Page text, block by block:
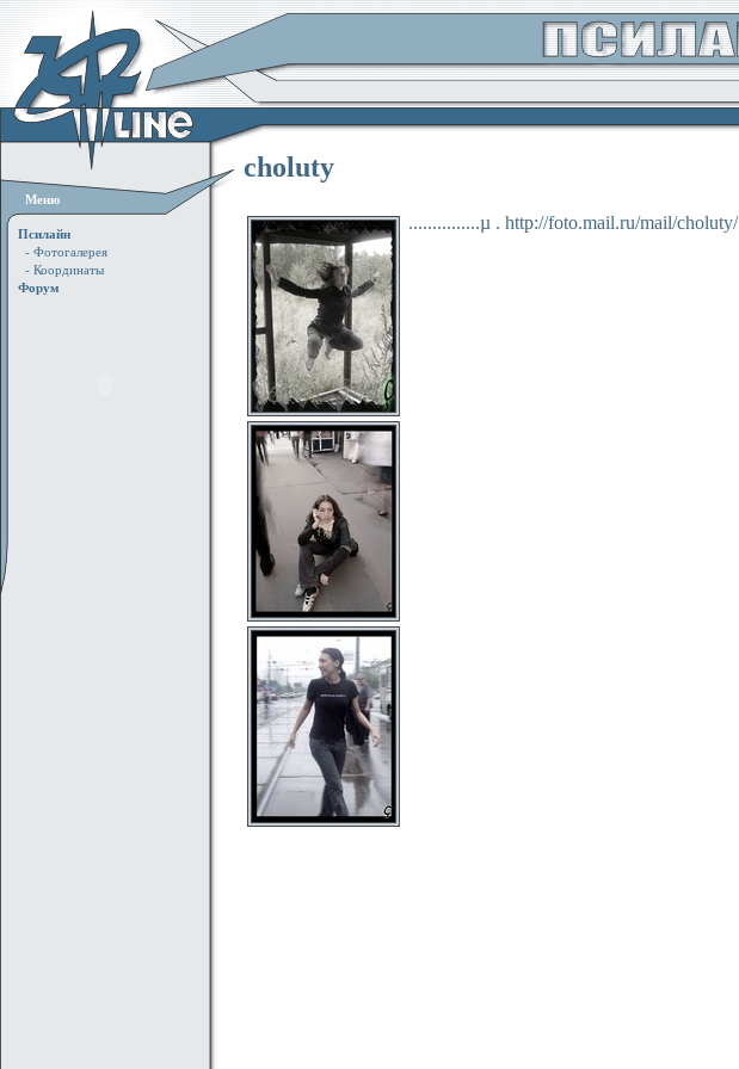
Меню
Псилайн
- Фотогалерея
- Координаты
Форум
choluty
...............µ . http://foto.mail.ru/mail/choluty/